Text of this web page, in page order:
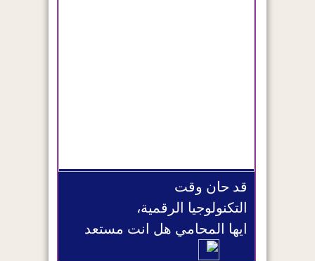
قد حان وقت
التكنولوجيا الرقمية،
ايها المحامي هل انت مستعد